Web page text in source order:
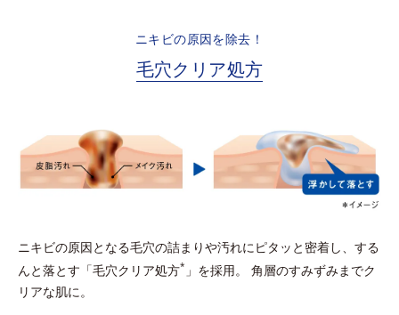
ニキビの原因を除去！
毛穴クリア処方
ニキビの原因となる毛穴の詰まりや汚れにピタッと密着し、する
んと落とす「毛穴クリア処方* 」を採用。 角層のすみずみまでク
リアな肌に。